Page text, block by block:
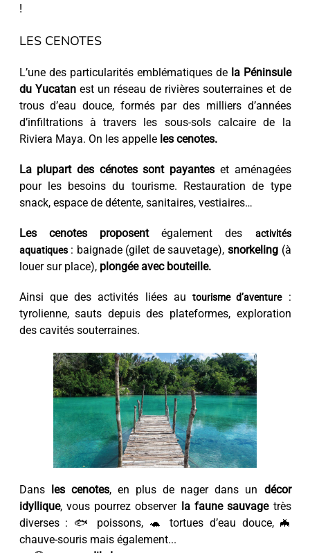
!
LES CENOTES
L’une des particularités emblématiques de la Péninsule
du Yucatanest un réseau de rivières souterraines et de
trous d’eau douce, formés par des milliers d’années
d’infiltrations à travers les sous-sols calcaire de la
Riviera Maya. On les appelle les cenotes.
La plupart des cénotes sont payantes et aménagées
pour les besoins du tourisme. Restauration de type
snack, espace de détente, sanitaires, vestiaires…
Les cenotes proposentégalement des
activités
aquatiques: baignade (gilet de sauvetage), snorkeling(à
louer sur place), plongée avec bouteille.
Ainsi que des activités liées au tourisme d’aventure:
tyrolienne, sauts depuis des plateformes, exploration
des cavités souterraines.
Dans les cenotes, en plus de nager dans un décor
idyllique, vous pourrez observer la faune sauvagetrès
diverses : 🐟 poissons, 🐢 tortues d’eau douce, 🦇
chauve-souris mais également...